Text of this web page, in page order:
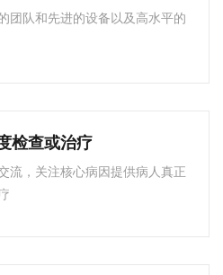
团队和先进的设备以及高水平的
检查或治疗
流，关注核心病因提供病人真正